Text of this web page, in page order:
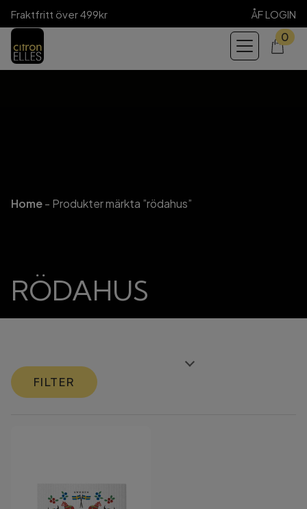
Fraktfritt över 499kr ÅF LOGIN
0
Home- Produkter märkta ”rödahus”
RÖDAHUS
FILTER